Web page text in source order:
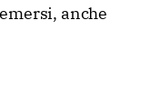
anche